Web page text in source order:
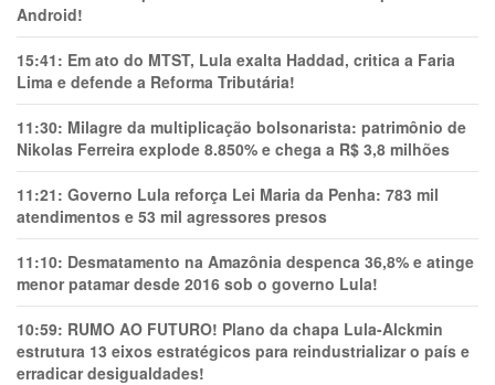
Android!
15:41: Em ato do MTST, Lula exalta Haddad, critica a Faria
Lima e defende a Reforma Tributária!
11:30: Milagre da multiplicação bolsonarista: patrimônio de
Nikolas Ferreira explode 8.850% e chega a R$ 3,8 milhões
11:21: Governo Lula reforça Lei Maria da Penha: 783 mil
atendimentos e 53 mil agressores presos
11:10: Desmatamento na Amazônia despenca 36,8% e atinge
menor patamar desde 2016 sob o governo Lula!
10:59: RUMO AO FUTURO! Plano da chapa Lula-Alckmin
estrutura 13 eixos estratégicos para reindustrializar o país e
erradicar desigualdades!